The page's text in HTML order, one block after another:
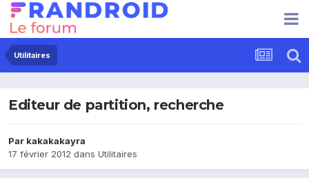
Utilitaires
Editeur de partition, recherche
Par kakakakayra
17 février 2012 dans Utilitaires